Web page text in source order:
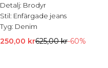
Detalj: Brodyr
Stil: Enfärgade jeans
Tyg: Denim
250,00 kr625,00 kr-60%